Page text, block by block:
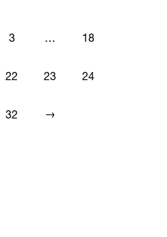
3 … 18
22 23 24
32 →